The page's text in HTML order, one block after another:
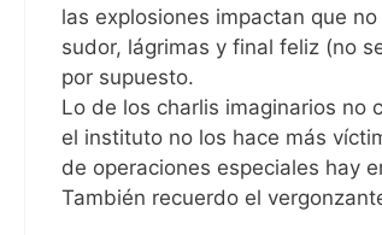
las explosiones impactan que
sudor, lágrimas y final feliz (no
por supuesto.
Lo de los charlis imaginarios no
el instituto no los hace más
de operaciones especiales hay
También recuerdo el